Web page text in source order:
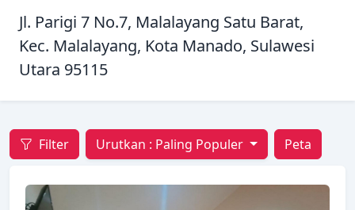
Jl. Parigi 7 No.7, Malalayang Satu Barat,
Kec. Malalayang, Kota Manado, Sulawesi
Utara 95115
Filter Urutkan : Paling Populer Peta